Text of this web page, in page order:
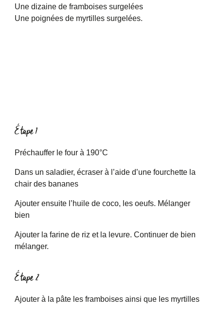
Une dizaine de framboises surgelées
Une poignées de myrtilles surgelées.
Étape 1
Préchauffer le four à 190°C
Dans un saladier, écraser à l’aide d’une fourchette la
chair des bananes
Ajouter ensuite l’huile de coco, les oeufs. Mélanger
bien
Ajouter la farine de riz et la levure. Continuer de bien
mélanger.
Étape 2
Ajouter à la pâte les framboises ainsi que les myrtilles